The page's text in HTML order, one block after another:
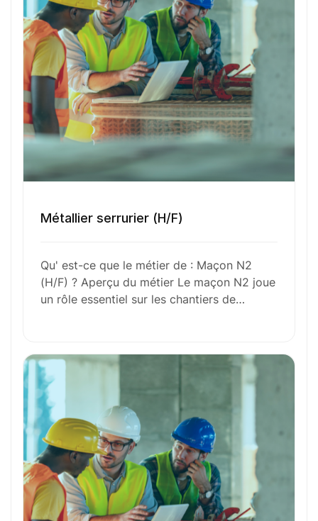
procéder à des travaux de finition comme l’enduit.
Il travaille sous la supervision d’un chef d’équipe
tout en veillant à respecter les plans et consignes
de sécurité. Polyvalent et rigoureux, le maçon N2
contribue activement à l’avancement et à la
qualité des constructions.
Fonctions Principales
Outils et Technologies ️
Formation et Qualifications
Perspectives de carrière
Avantages
Métallier serrurier (H/F)
Qu' est-ce que le métier de : Maçon N2
(H/F) ? Aperçu du métier Le maçon N2 joue
un rôle essentiel sur les chantiers de…